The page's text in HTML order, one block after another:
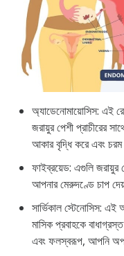
অ্যাডেনোমায়োসিস: এই
জরায়ুর পেশী প্রাচীরের
আকার বৃদ্ধি করে এবং
ফাইব্রয়েড: এগুলি জরায়ুর
আপনার মেরুদণ্ডে চাপ
সার্ভিকাল স্টেনোসিস:
মাসিক প্রবাহকে
এবং ফলস্বরূপ, আপনি